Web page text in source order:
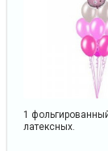
1
латексных.